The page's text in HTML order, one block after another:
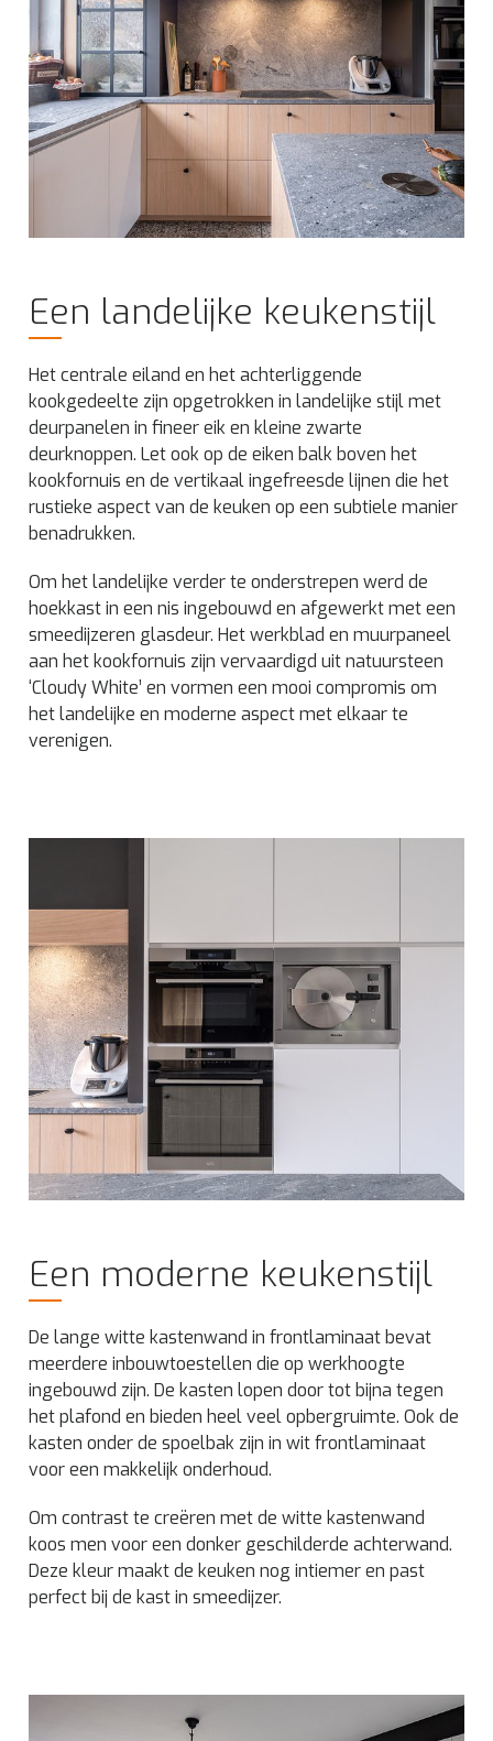
Een landelijke keukenstijl
Het centrale eiland en het achterliggende
kookgedeelte zijn opgetrokken in landelijke stijl met
deurpanelen in fineer eik en kleine zwarte
deurknoppen. Let ook op de eiken balk boven het
kookfornuis en de vertikaal ingefreesde lijnen die het
rustieke aspect van de keuken op een subtiele manier
benadrukken.
Om het landelijke verder te onderstrepen werd de
hoekkast in een nis ingebouwd en afgewerkt met een
smeedijzeren glasdeur. Het werkblad en muurpaneel
aan het kookfornuis zijn vervaardigd uit natuursteen
‘Cloudy White’ en vormen een mooi compromis om
het landelijke en moderne aspect met elkaar te
verenigen.
Een moderne keukenstijl
De lange witte kastenwand in frontlaminaat bevat
meerdere inbouwtoestellen die op werkhoogte
ingebouwd zijn. De kasten lopen door tot bijna tegen
het plafond en bieden heel veel opbergruimte. Ook de
kasten onder de spoelbak zijn in wit frontlaminaat
voor een makkelijk onderhoud.
Om contrast te creëren met de witte kastenwand
koos men voor een donker geschilderde achterwand.
Deze kleur maakt de keuken nog intiemer en past
perfect bij de kast in smeedijzer.